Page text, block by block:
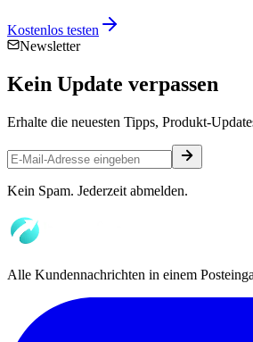
Kostenlos testen
Newsletter
Kein Update verpassen
Erhalte die neuesten Tipps, Produkt-
Kein Spam. Jederzeit abmelden.
Alle Kundennachrichten in einem